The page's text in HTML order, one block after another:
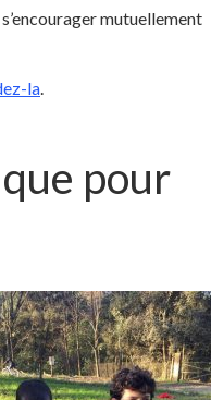
mutuellement
la.
pour